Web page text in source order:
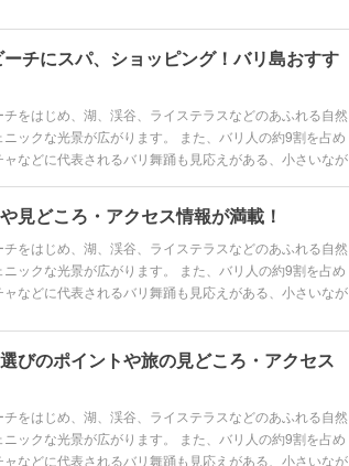
ーチにスパ、ショッピング！バリ島おすす
をはじめ、湖、渓谷、ライステラスなどのあふれる自然
ックな光景が広がります。 また、バリ人の約9割を占め
などに代表されるバリ舞踊も見応えがある、小さいなが
見どころ・アクセス情報が満載！
をはじめ、湖、渓谷、ライステラスなどのあふれる自然
ックな光景が広がります。 また、バリ人の約9割を占め
などに代表されるバリ舞踊も見応えがある、小さいなが
スポットまで、バリ島の魅力をご紹介します。
びのポイントや旅の見どころ・アクセス
をはじめ、湖、渓谷、ライステラスなどのあふれる自然
ックな光景が広がります。 また、バリ人の約9割を占め
などに代表されるバリ舞踊も見応えがある、小さいなが